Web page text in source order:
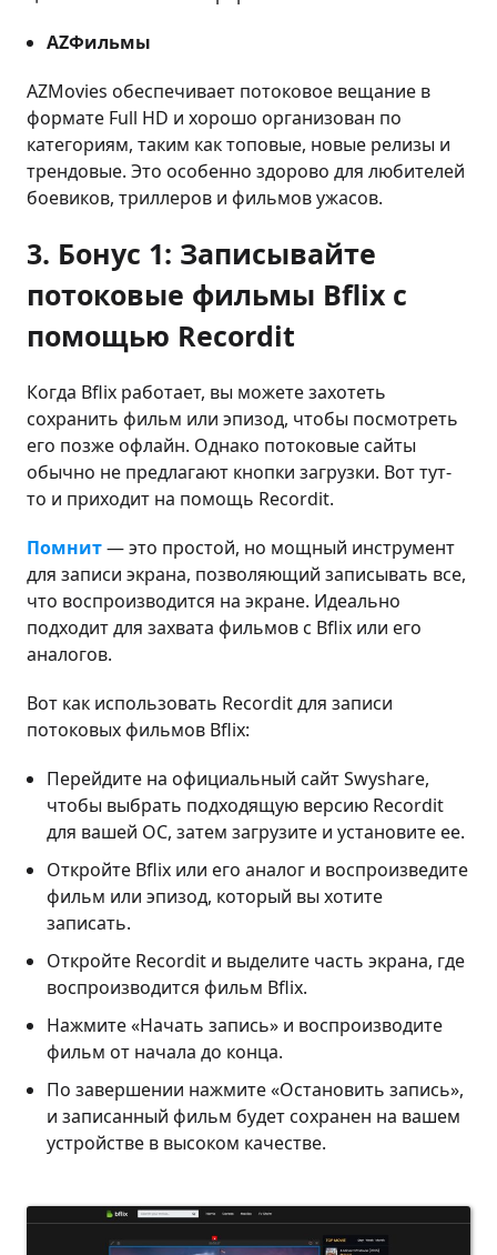
AZФильмы
AZMovies обеспечивает потоковое вещание в
формате Full HD и хорошо организован по
категориям, таким как топовые, новые релизы и
трендовые. Это особенно здорово для любителей
боевиков, триллеров и фильмов ужасов.
3. Бонус 1: Записывайте
потоковые фильмы Bflix с
помощью Recordit
Когда Bflix работает, вы можете захотеть
сохранить фильм или эпизод, чтобы посмотреть
его позже офлайн. Однако потоковые сайты
обычно не предлагают кнопки загрузки. Вот тут-
то и приходит на помощь Recordit.
Помнит— это простой, но мощный инструмент
для записи экрана, позволяющий записывать все,
что воспроизводится на экране. Идеально
подходит для захвата фильмов с Bflix или его
аналогов.
Вот как использовать Recordit для записи
потоковых фильмов Bflix:
Перейдите на официальный сайт Swyshare,
чтобы выбрать подходящую версию Recordit
для вашей ОС, затем загрузите и установите ее.
Откройте Bflix или его аналог и воспроизведите
фильм или эпизод, который вы хотите
записать.
Откройте Recordit и выделите часть экрана, где
воспроизводится фильм Bflix.
Нажмите «Начать запись» и воспроизводите
фильм от начала до конца.
По завершении нажмите «Остановить запись»,
и записанный фильм будет сохранен на вашем
устройстве в высоком качестве.